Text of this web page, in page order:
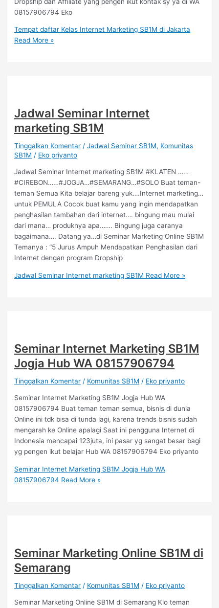
08157906794 Eko
Tempat daftar Kelas Internet Marketing SB1M di Jakarta
Read More »
Jadwal Seminar Internet
marketing SB1M
Tinggalkan Komentar /Jadwal Seminar SB1M, Komunitas
SB1M / Eko priyanto
Jadwal Seminar Internet marketing SB1M #KLATEN ……
#CIREBON……#JOGJA…#SEMARANG…#SOLO Buat teman-
teman Semua Kita belajar bareng yuk….Internet marketing…
untuk PEMULA Cocok buat kamu yang ingin mendapatkan
penghasilan tambahan dari internet…. bingung mau mulai
dari mana… produknya apa……. Bingung juga caranya
bagaimana…. Datang ya…di Seminar Marketing Online SB1M
Temanya : “5 Jurus Ampuh Mendapatkan Penghasilan dari
Internet dengan program Dropship
Jadwal Seminar Internet marketing SB1M Read More »
Seminar Internet Marketing SB1M
Jogja Hub WA 08157906794
Tinggalkan Komentar / Komunitas SB1M / Eko priyanto
Seminar Internet Marketing SB1M Jogja Hub WA
08157906794 Buat teman teman semua, bisnis di dunia
Online ini tdk bisa di tunda lagi, karena trends bisnis sudah
mengarah ke Online apalagi Saat ini pengguna Internet di
Indonesia mencapai 123juta, ini pasar yg sangat besar bagi
yg pengen ikut belajar Hub WA 08157906794 Eko priyanto
Seminar Internet Marketing SB1M Jogja Hub WA
08157906794 Read More »
Seminar Marketing Online SB1M di
Semarang
Tinggalkan Komentar / Komunitas SB1M / Eko priyanto
Seminar Marketing Online SB1M di Semarang Klo teman